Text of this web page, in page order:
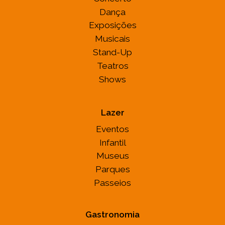
Dança
Exposições
Musicais
Stand-Up
Teatros
Shows
Lazer
Eventos
Infantil
Museus
Parques
Passeios
Gastronomia